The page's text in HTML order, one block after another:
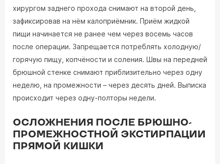
хирургом заднего прохода снимают на второй день,
зафиксировав на нём калоприёмник. Приём жидкой
пищи начинается не ранее чем через восемь часов
после операции. Запрещается потреблять холодную/
горячую пищу, копчёности и соления. Швы на передней
брюшной стенке снимают приблизительно через одну
неделю, на промежности – через десять дней. Выписка
происходит через одну-полторы недели.
ОСЛОЖНЕНИЯ ПОСЛЕ БРЮШНО-
ПРОМЕЖНОСТНОЙ ЭКСТИРПАЦИИ
ПРЯМОЙ КИШКИ